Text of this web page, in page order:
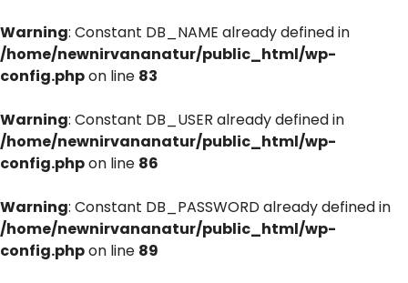
Warning: Constant DB_NAME already defined in
/home/newnirvananatur/public_html/wp-
config.phpon line 83
Warning: Constant DB_USER already defined in
/home/newnirvananatur/public_html/wp-
config.phpon line 86
Warning: Constant DB_PASSWORD already defined in
/home/newnirvananatur/public_html/wp-
config.phpon line 89